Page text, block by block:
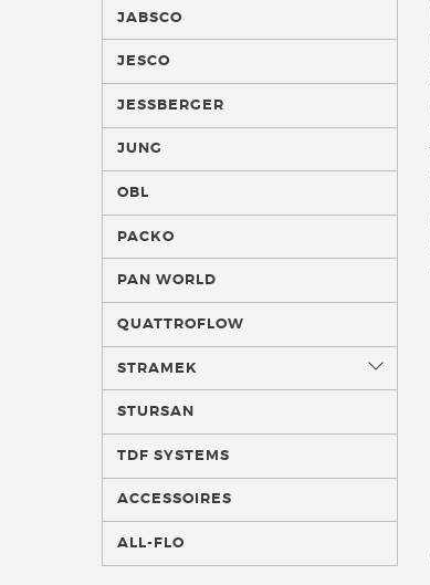
JABSCO
JESCO
JESSBERGER
JUNG
OBL
PACKO
PAN WORLD
QUATTROFLOW
STRAMEK
STURSAN
TDF SYSTEMS
ACCESSOIRES
ALL-FLO